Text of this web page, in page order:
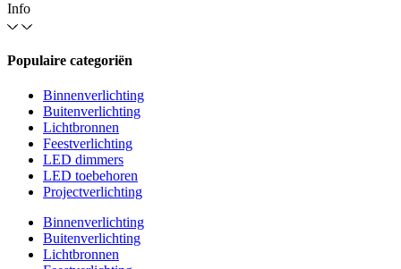
Info
Populaire categoriën
Binnenverlichting
Buitenverlichting
Lichtbronnen
Feestverlichting
LED dimmers
LED toebehoren
Projectverlichting
Binnenverlichting
Buitenverlichting
Lichtbronnen